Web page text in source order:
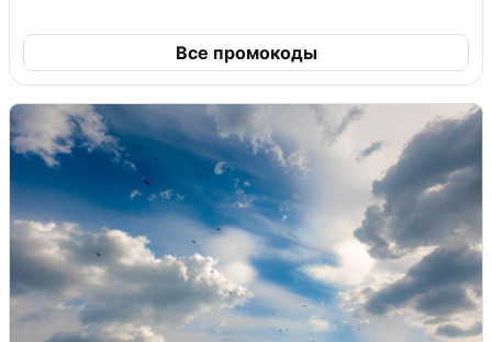
Все промокоды